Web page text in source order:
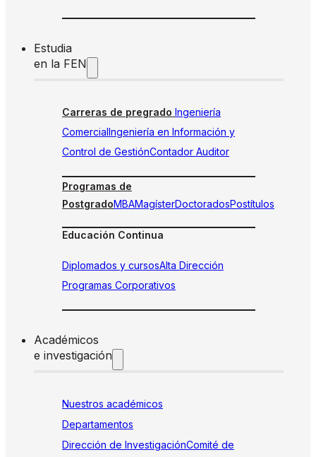
Estudia
en la FEN
Carreras de pregrado Ingeniería
ComercialIngeniería en Información y
Control de GestiónContador Auditor
Programas de
PostgradoMBAMagísterDoctoradosPostítulos
Educación Continua
Diplomados y cursosAlta Dirección
Programas Corporativos
Académicos
e investigación
Nuestros académicos
Departamentos
Dirección de InvestigaciónComité de